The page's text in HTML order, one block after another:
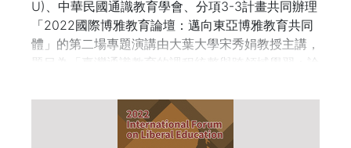
U)、中華民國通識教育學會、分項3-3計畫共同辦理
「2022國際博雅教育論壇：邁向東亞博雅教育共同
體」的第二場專題演講由大葉大學宋秀娟教授主講，
題目為「臺灣通識教育的課程統整與跨領域學習：論
學模式與意義、通識教育在課程統整和跨領域學習的
重要性、臺灣在課程統整和跨領域教學實施的概況、
實施通識課群計畫的意義和教學案例，以及課程統整